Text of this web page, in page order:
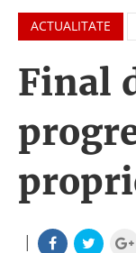
ACTUALITATE
Final
|